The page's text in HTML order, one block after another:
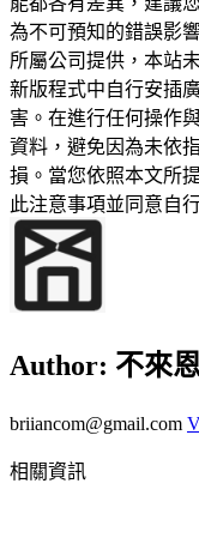
為不可預知的錯誤影
所屬公司提供，本站
新版程式中自行安插
害。在進行任何操作
資料，避免因為未依
損。當您依照本文所
此注意事項並同意自
Author: 不來
briiancom@gmail.com
相關資訊